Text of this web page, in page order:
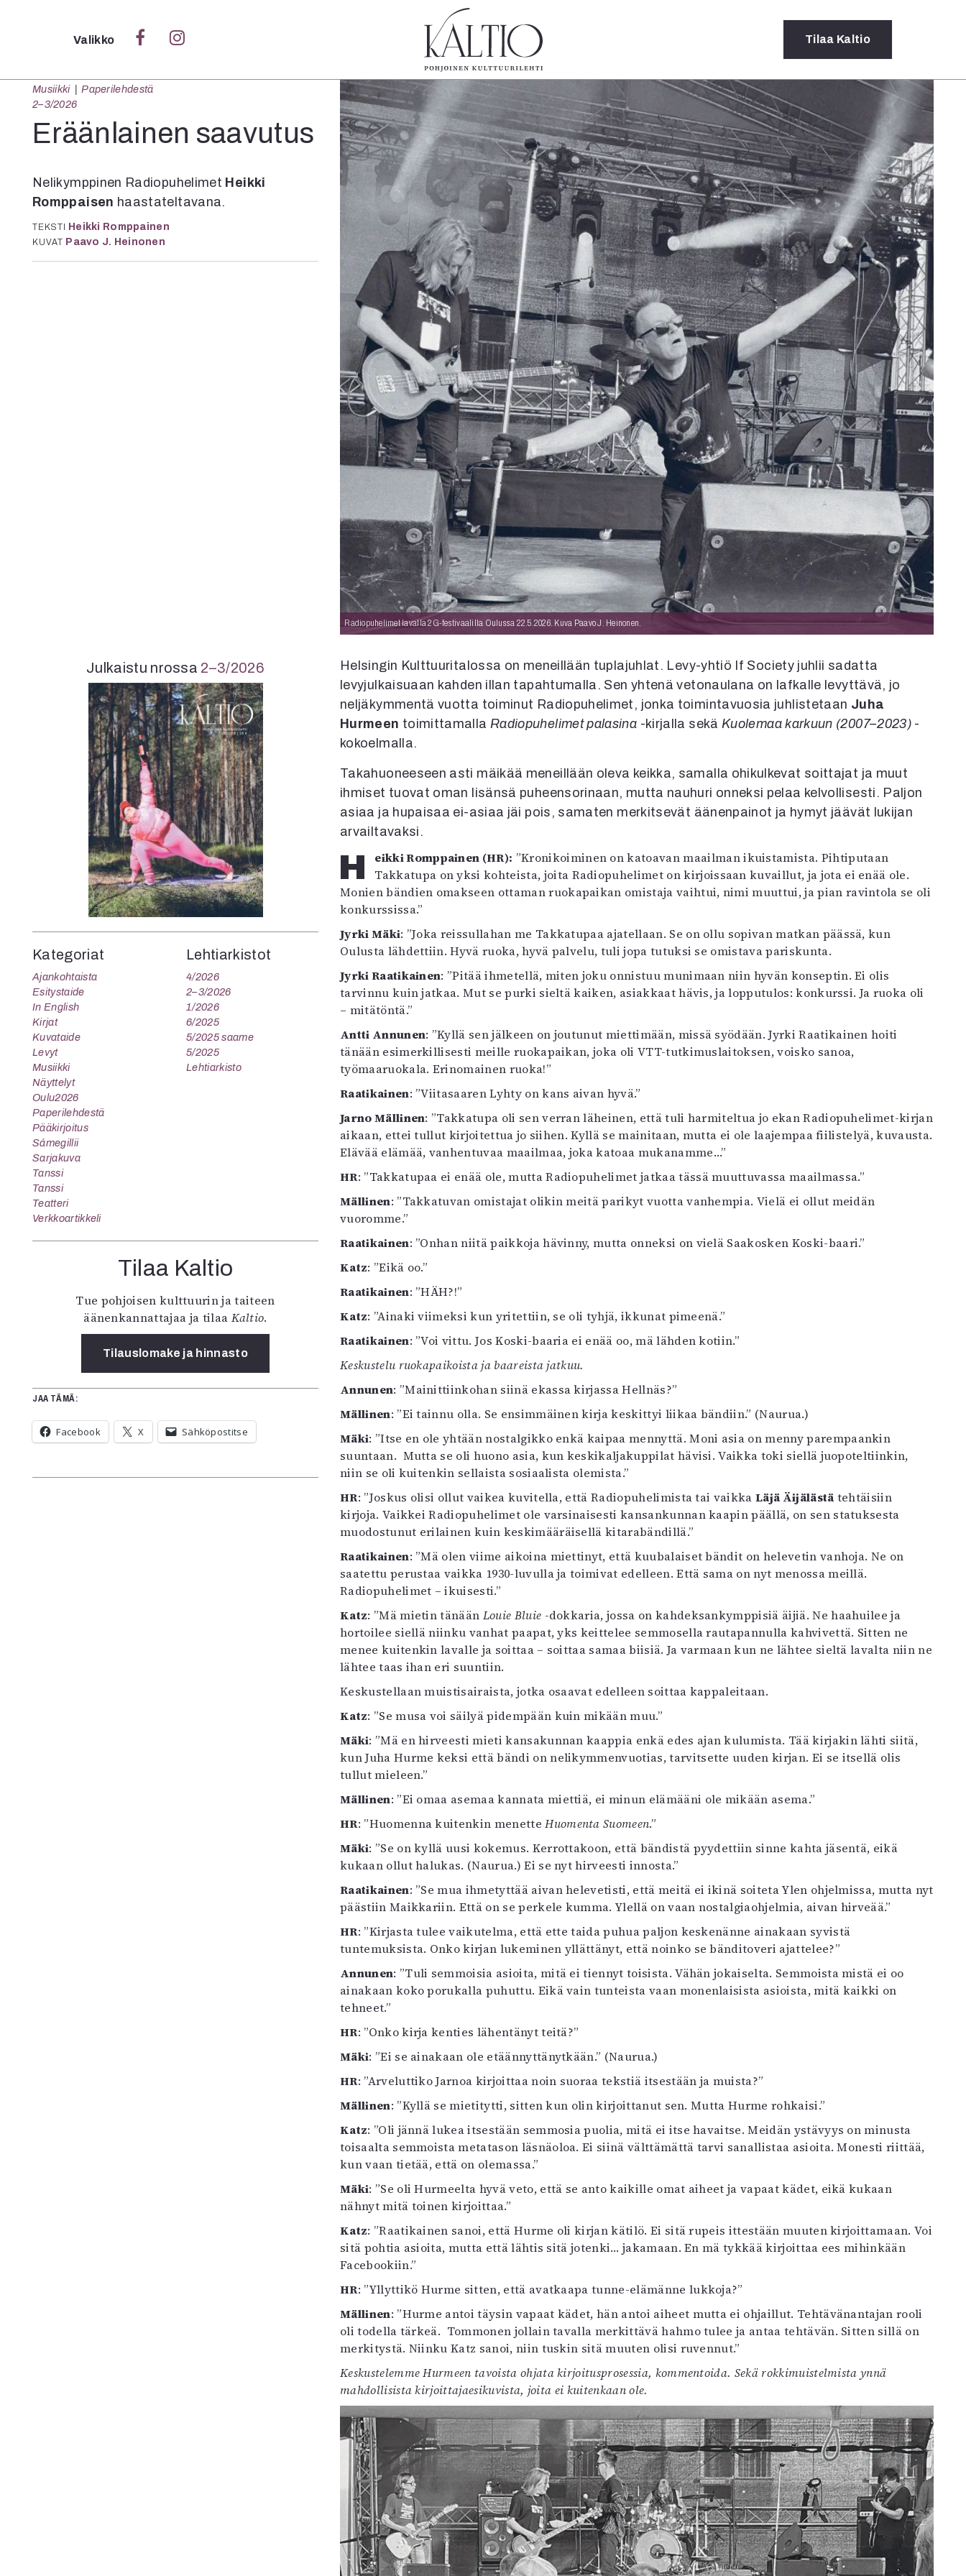
Sulje
Kategoriat
Verkkoartikkeli
Teatteri
Tanssi
Tanssi
Sámegillii
Pääkirjoitus
Oulu2026
Näyttelyt
Musiikki
Levyt
Kuvataide
Kirjat
In English
Esitystaide
Arkisto
Lehdet
4/2026
2–3/2026
1/2026
6/2025
5/2025 saame
5/2025
Lehtiarkisto
Info
Tilaus ja
irtonumerot
Yhteistyössä
Toimitus
Mediatiedot
Kaltio ry
Valikko Tilaa Kaltio
Radiopuhelimet lavalla 2G-festivaalilla Oulussa 22.5.2026. Kuva Paavo J. Heinonen.
Musiikki
Paperilehdestä
2–3/2026
Eräänlainen saavutus
Nelikymppinen Radiopuhelimet Heikki
Romppaisen haastateltavana.
TEKSTI Heikki Romppainen
KUVAT Paavo J. Heinonen
Helsingin Kulttuuritalossa on meneillään tuplajuhlat. Levy-yhtiö If Society juhlii sadatta
levyjulkaisuaan kahden illan tapahtumalla. Sen yhtenä vetonaulana on lafkalle levyttävä, jo
neljäkymmentä vuotta toiminut Radiopuhelimet, jonka toimintavuosia juhlistetaan Juha
Hurmeen toimittamalla Radiopuhelimet palasina -kirjalla sekä Kuolemaa karkuun (2007–2023) -
kokoelmalla.
Takahuoneeseen asti mäikää meneillään oleva keikka, samalla ohikulkevat soittajat ja muut
ihmiset tuovat oman lisänsä puheensorinaan, mutta nauhuri onneksi pelaa kelvollisesti. Paljon
asiaa ja hupaisaa ei-asiaa jäi pois, samaten merkitsevät äänenpainot ja hymyt jäävät lukijan
arvailtavaksi.
Heikki Romppainen (HR): ”Kronikoiminen on katoavan maailman ikuistamista. Pihtiputaan
Takkatupa on yksi kohteista, joita Radiopuhelimet on kirjoissaan kuvaillut, ja jota ei enää ole.
Monien bändien omakseen ottaman ruokapaikan omistaja vaihtui, nimi muuttui, ja pian ravintola se oli
konkurssissa.”
Jyrki Mäki: ”Joka reissullahan me Takkatupaa ajatellaan. Se on ollu sopivan matkan päässä, kun
Oulusta lähdettiin. Hyvä ruoka, hyvä palvelu, tuli jopa tutuksi se omistava pariskunta.
Jyrki Raatikainen: ”Pitää ihmetellä, miten joku onnistuu munimaan niin hyvän konseptin. Ei olis
tarvinnu kuin jatkaa. Mut se purki sieltä kaiken, asiakkaat hävis, ja lopputulos: konkurssi. Ja ruoka oli
– mitätöntä.”
Antti Annunen: ”Kyllä sen jälkeen on joutunut miettimään, missä syödään. Jyrki Raatikainen hoiti
tänään esimerkillisesti meille ruokapaikan, joka oli VTT-tutkimuslaitoksen, voisko sanoa,
työmaaruokala. Erinomainen ruoka!”
Raatikainen: ”Viitasaaren Lyhty on kans aivan hyvä.”
Jarno Mällinen: ”Takkatupa oli sen verran läheinen, että tuli harmiteltua jo ekan Radiopuhelimet-kirjan
aikaan, ettei tullut kirjoitettua jo siihen. Kyllä se mainitaan, mutta ei ole laajempaa fiilistelyä, kuvausta.
Elävää elämää, vanhentuvaa maailmaa, joka katoaa mukanamme…”
HR: ”Takkatupaa ei enää ole, mutta Radiopuhelimet jatkaa tässä muuttuvassa maailmassa.”
Mällinen: ”Takkatuvan omistajat olikin meitä parikyt vuotta vanhempia. Vielä ei ollut meidän
vuoromme.”
Raatikainen: ”Onhan niitä paikkoja hävinny, mutta onneksi on vielä Saakosken Koski-baari.”
Katz: ”Eikä oo.”
Raatikainen: ”HÄH?!”
Katz: ”Ainaki viimeksi kun yritettiin, se oli tyhjä, ikkunat pimeenä.”
Raatikainen: ”Voi vittu. Jos Koski-baaria ei enää oo, mä lähden kotiin.”
Keskustelu ruokapaikoista ja baareista jatkuu.
Annunen: ”Mainittiinkohan siinä ekassa kirjassa Hellnäs?”
Mällinen: ”Ei tainnu olla. Se ensimmäinen kirja keskittyi liikaa bändiin.” (Naurua.)
Mäki: ”Itse en ole yhtään nostalgikko enkä kaipaa mennyttä. Moni asia on menny parempaankin
suuntaan. Mutta se oli huono asia, kun keskikaljakuppilat hävisi. Vaikka toki siellä juopoteltiinkin,
niin se oli kuitenkin sellaista sosiaalista olemista.”
HR: ”Joskus olisi ollut vaikea kuvitella, että Radiopuhelimista tai vaikkaLäjä Äijälästä tehtäisiin
kirjoja. Vaikkei Radiopuhelimet ole varsinaisesti kansankunnan kaapin päällä, on sen statuksesta
muodostunut erilainen kuin keskimääräisellä kitarabändillä.”
Raatikainen: ”Mä olen viime aikoina miettinyt, että kuubalaiset bändit on helevetin vanhoja. Ne on
saatettu perustaa vaikka 1930-luvulla ja toimivat edelleen. Että sama on nyt menossa meillä.
Radiopuhelimet – ikuisesti.”
Katz: ”Mä mietin tänään Louie Bluie -dokkaria, jossa on kahdeksankymppisiä äijiä. Ne haahuilee ja
hortoilee siellä niinku vanhat paapat, yks keittelee semmosella rautapannulla kahvivettä. Sitten ne
menee kuitenkin lavalle ja soittaa – soittaa samaa biisiä. Ja varmaan kun ne lähtee sieltä lavalta niin ne
lähtee taas ihan eri suuntiin.
Keskustellaan muistisairaista, jotka osaavat edelleen soittaa kappaleitaan.
Katz: ”Se musa voi säilyä pidempään kuin mikään muu.”
Mäki: ”Mä en hirveesti mieti kansakunnan kaappia enkä edes ajan kulumista. Tää kirjakin lähti siitä,
kun Juha Hurme keksi että bändi on nelikymmenvuotias, tarvitsette uuden kirjan. Ei se itsellä olis
tullut mieleen.”
Mällinen: ”Ei omaa asemaa kannata miettiä, ei minun elämääni ole mikään asema.”
HR: ”Huomenna kuitenkin menetteHuomenta Suomeen.”
Mäki: ”Se on kyllä uusi kokemus. Kerrottakoon, että bändistä pyydettiin sinne kahta jäsentä, eikä
kukaan ollut halukas. (Naurua.) Ei se nyt hirveesti innosta.”
Raatikainen: ”Se mua ihmetyttää aivan helevetisti, että meitä ei ikinä soiteta Ylen ohjelmissa, mutta nyt
päästiin Maikkariin. Että on se perkele kumma. Ylellä on vaan nostalgiaohjelmia, aivan hirveää.”
HR: ”Kirjasta tulee vaikutelma, että ette taida puhua paljon keskenänne ainakaan syvistä
tuntemuksista. Onko kirjan lukeminen yllättänyt, että noinko se bänditoveri ajattelee?”
Annunen: ”Tuli semmoisia asioita, mitä ei tiennyt toisista. Vähän jokaiselta. Semmoista mistä ei oo
ainakaan koko porukalla puhuttu. Eikä vain tunteista vaan monenlaisista asioista, mitä kaikki on
tehneet.”
HR: ”Onko kirja kenties lähentänyt teitä?”
Mäki: ”Ei se ainakaan ole etäännyttänytkään.” (Naurua.)
HR: ”Arveluttiko Jarnoa kirjoittaa noin suoraa tekstiä itsestään ja muista?”
Mällinen: ”Kyllä se mietitytti, sitten kun olin kirjoittanut sen. Mutta Hurme rohkaisi.”
Katz: ”Oli jännä lukea itsestään semmosia puolia, mitä ei itse havaitse. Meidän ystävyys on minusta
toisaalta semmoista metatason läsnäoloa. Ei siinä välttämättä tarvi sanallistaa asioita. Monesti riittää,
kun vaan tietää, että on olemassa.”
Mäki: ”Se oli Hurmeelta hyvä veto, että se anto kaikille omat aiheet ja vapaat kädet, eikä kukaan
nähnyt mitä toinen kirjoittaa.”
Katz: ”Raatikainen sanoi, että Hurme oli kirjan kätilö. Ei sitä rupeis ittestään muuten kirjoittamaan. Voi
sitä pohtia asioita, mutta että lähtis sitä jotenki… jakamaan. En mä tykkää kirjoittaa ees mihinkään
Facebookiin.”
HR: ”Yllyttikö Hurme sitten, että avatkaapa tunne-elämänne lukkoja?”
Mällinen: ”Hurme antoi täysin vapaat kädet, hän antoi aiheet mutta ei ohjaillut. Tehtävänantajan rooli
oli todella tärkeä. Tommonen jollain tavalla merkittävä hahmo tulee ja antaa tehtävän. Sitten sillä on
merkitystä. Niinku Katz sanoi, niin tuskin sitä muuten olisi ruvennut.”
Keskustelemme Hurmeen tavoista ohjata kirjoitusprosessia, kommentoida. Sekä rokkimuistelmista ynnä
mahdollisista kirjoittajaesikuvista, joita ei kuitenkaan ole.
Julkaistu nrossa 2–3/2026
Kategoriat
Ajankohtaista
Esitystaide
In English
Kirjat
Kuvataide
Levyt
Musiikki
Näyttelyt
Oulu2026
Paperilehdestä
Pääkirjoitus
Sámegillii
Sarjakuva
Tanssi
Tanssi
Teatteri
Verkkoartikkeli
Lehtiarkistot
4/2026
2–3/2026
1/2026
6/2025
5/2025 saame
5/2025
Lehtiarkisto
Tilaa Kaltio
Tue pohjoisen kulttuurin ja taiteen
äänenkannattajaa ja tilaa Kaltio.
Tilauslomake ja hinnasto
JAA TÄMÄ:
Facebook X Sähköpostitse